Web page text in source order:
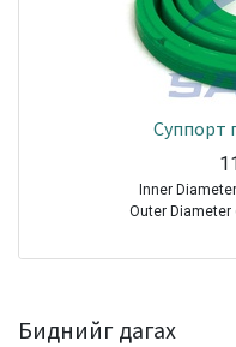
Суппорт
Inner
Outer Diameter
Биднийг дагах